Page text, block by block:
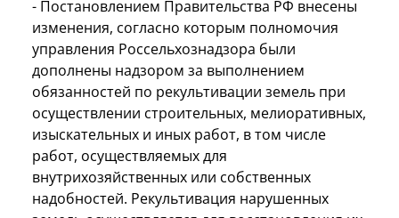
- Постановлением Правительства РФ внесены
изменения, согласно которым полномочия
управления Россельхознадзора были
дополнены надзором за выполнением
обязанностей по рекультивации земель при
осуществлении строительных, мелиоративных,
изыскательных и иных работ, в том числе
работ, осуществляемых для
внутрихозяйственных или собственных
надобностей. Рекультивация нарушенных